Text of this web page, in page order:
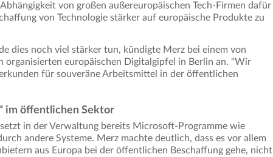
von großen außereuropäischen Tech-Firmen dafür
von Technologie stärker auf europäische Produkte zu
dies noch viel stärker tun, kündigte Merz bei einem von
organisierten europäischen Digitalgipfel in Berlin an. "Wir
für souveräne Arbeitsmittel in der öffentlichen
im öffentlichen Sektor
in der Verwaltung bereits Microsoft-Programme wie
andere Systeme. Merz machte deutlich, dass es vor allem
aus Europa bei der öffentlichen Beschaffung gehe, nicht